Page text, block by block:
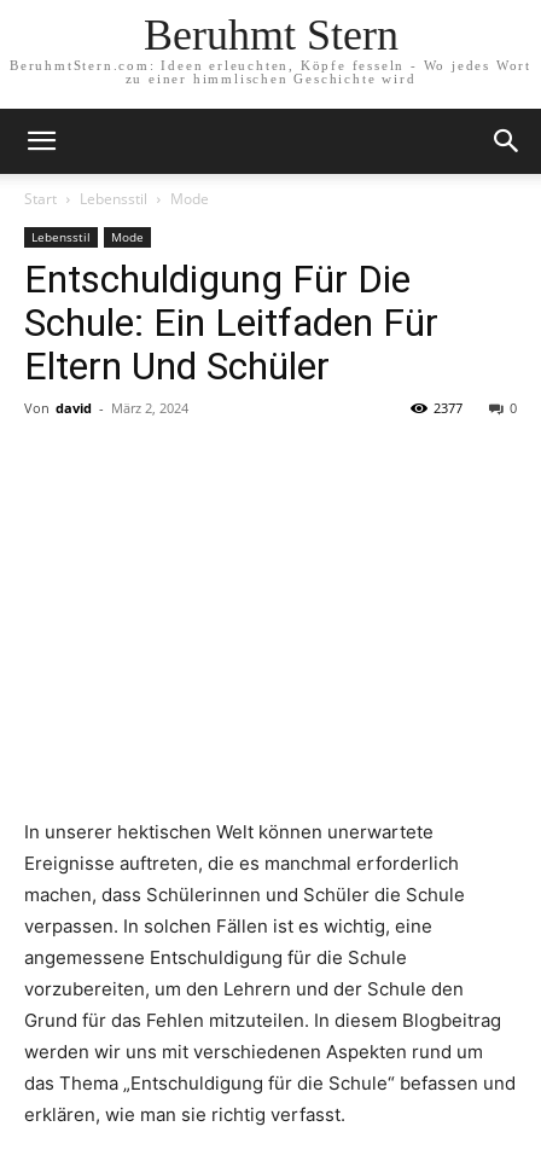
Beruhmt Stern
BeruhmtStern.com: Ideen erleuchten, Köpfe fesseln - Wo jedes Wort
zu einer himmlischen Geschichte wird
Start Lebensstil Mode
Lebensstil Mode
Entschuldigung Für Die
Schule: Ein Leitfaden Für
Eltern Und Schüler
Von david - März 2, 2024 0
2377
In unserer hektischen Welt können unerwartete
Ereignisse auftreten, die es manchmal erforderlich
machen, dass Schülerinnen und Schüler die Schule
verpassen. In solchen Fällen ist es wichtig, eine
angemessene Entschuldigung für die Schule
vorzubereiten, um den Lehrern und der Schule den
Grund für das Fehlen mitzuteilen. In diesem Blogbeitrag
werden wir uns mit verschiedenen Aspekten rund um
das Thema „Entschuldigung für die Schule“ befassen und
erklären, wie man sie richtig verfasst.